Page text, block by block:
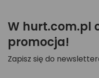
W hurt.com.pl
promocja!
Zapisz się do